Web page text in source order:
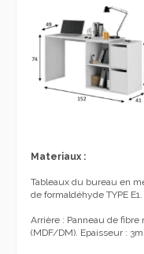
Materiaux :
Tableaux du bureau en
de formaldéhyde TYPE
Arrière : Panneau de fibre
(MDF/DM). Epaisseur :